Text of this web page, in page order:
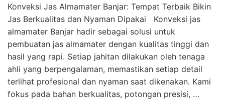
Konveksi Jas Almamater Banjar: Tempat Terbaik Bikin
Jas Berkualitas dan Nyaman Dipakai Konveksi jas
almamater Banjar hadir sebagai solusi untuk
pembuatan jas almamater dengan kualitas tinggi dan
hasil yang rapi. Setiap jahitan dilakukan oleh tenaga
ahli yang berpengalaman, memastikan setiap detail
terlihat profesional dan nyaman saat dikenakan. Kami
fokus pada bahan berkualitas, potongan presisi, …